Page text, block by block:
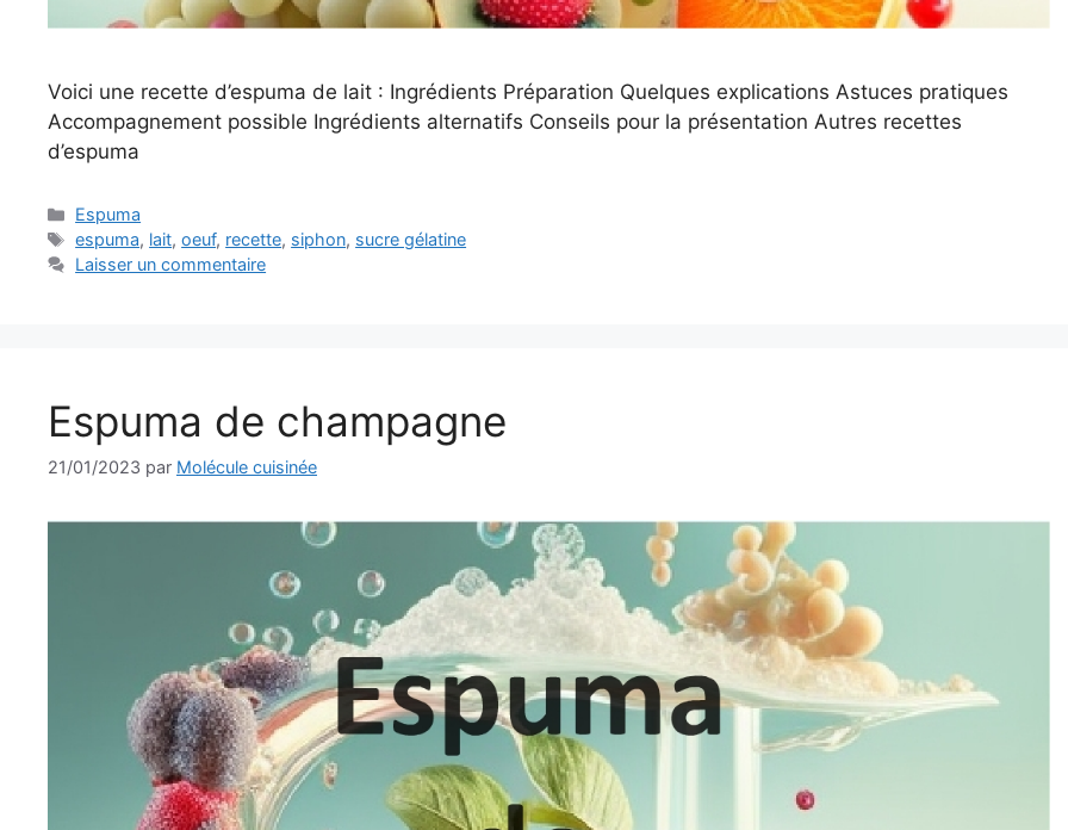
Voici une recette d’espuma de lait : Ingrédients Préparation Quelques explications Astuces pratiques
Accompagnement possible Ingrédients alternatifs Conseils pour la présentation Autres recettes
d’espuma
Catégories
Espuma
Étiquettes
espuma, lait,oeuf, recette, siphon, sucre gélatine
Laisser un commentaire
Espuma de champagne
21/01/2023 par Molécule cuisinée